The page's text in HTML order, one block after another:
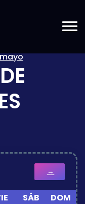
mayo
→
SÁB DOM